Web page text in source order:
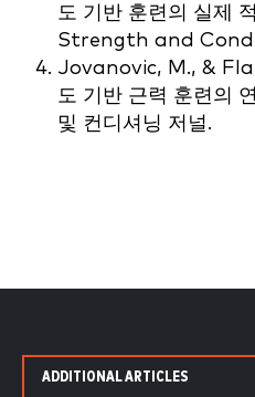
도 기반 훈련의 실제
Strength and
Jovanovic, M., &
도 기반 근력 훈련의
및 컨디셔닝 저널.
ADDITIONAL ARTICLES